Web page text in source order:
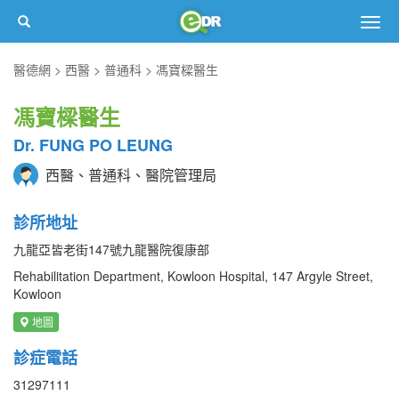
醫德網
西醫 普通科 馮寶樑醫生
馮寶樑醫生
Dr. FUNG PO LEUNG
西醫、普通科、醫院管理局
診所地址
九龍亞皆老街147號九龍醫院復康部
Rehabilitation Department, Kowloon Hospital, 147 Argyle Street,
Kowloon
地圖
診症電話
31297111